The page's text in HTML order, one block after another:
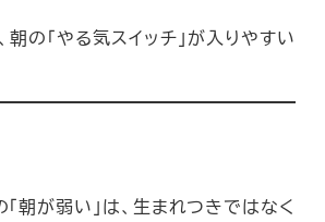
の「やる気スイッチ」が入りやすい
朝が弱い」は、生まれつきではなく